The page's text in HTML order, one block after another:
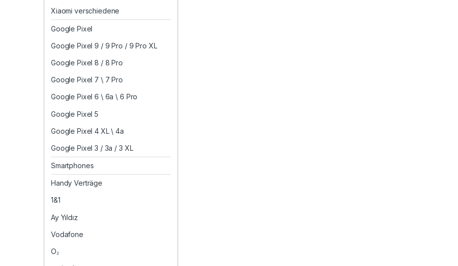
Xiaomi verschiedene
Google Pixel
Google Pixel 9 / 9 Pro / 9 Pro XL
Google Pixel 8 / 8 Pro
Google Pixel 7 \ 7 Pro
Google Pixel 6 \ 6a \ 6 Pro
Google Pixel 5
Google Pixel 4 XL \ 4a
Google Pixel 3 / 3a / 3 XL
Smartphones
Handy Verträge
1&1
Ay Yıldız
Vodafone
O₂